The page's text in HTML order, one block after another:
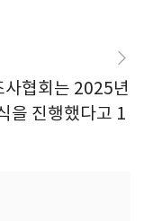
협회는 2025년
을 진행했다고 1